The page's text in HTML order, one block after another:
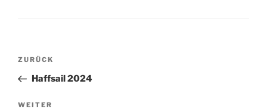
Beitragsnavigation
Vorheriger
Beitrag
ZURÜCK
Haffsail 2024
Nächster
WEITER